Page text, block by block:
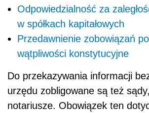
Odpowiedzialność za
w spółkach kapitałowych
Przedawnienie zobowiązań
wątpliwości konstytucyjne
Do przekazywania informacji
urzędu zobligowane są też
notariusze. Obowiązek ten